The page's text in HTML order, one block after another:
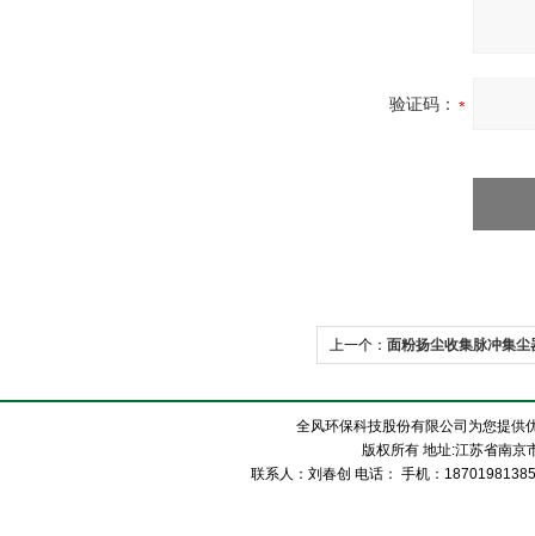
验证码：
上一个： 面粉扬尘收集脉冲集尘
全风环保科技股份有限公司为您提供
版权所有 地址:江苏省南
联系人：刘春创 电话： 手机：